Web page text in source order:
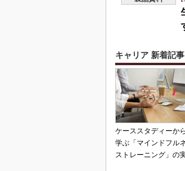
キャリア 新着記事
ケーススタディーから
学ぶ「マインドフル
ストレーニング」の